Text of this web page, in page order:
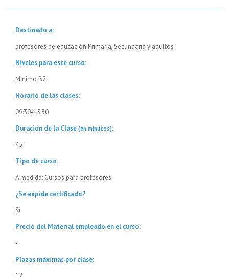
Destinado a:
profesores de educación Primaria, Secundaria y adultos
Niveles para este curso:
Minimo B2
Horario de las clases:
09:30-15:30
Duración de la Clase (en minutos):
45
Tipo de curso:
A medida: Cursos para profesores
¿Se expide certificado?
Sí
Precio del Material empleado en el curso:
-
Plazas máximas por clase: